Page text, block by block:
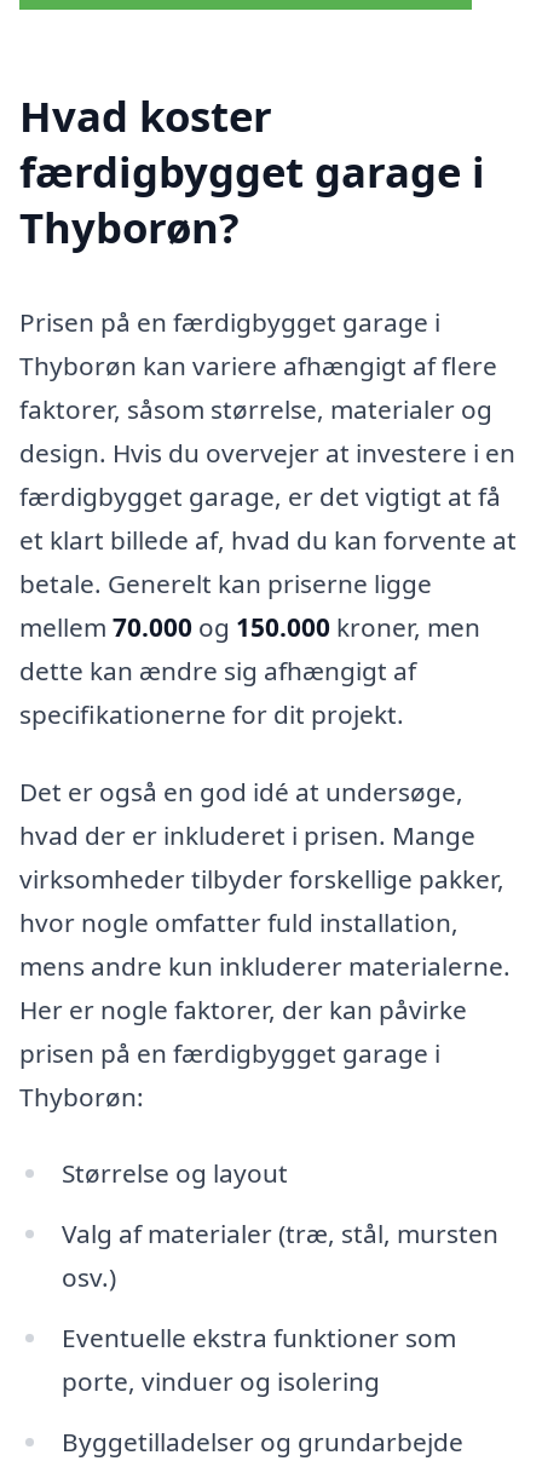
Hvad koster
færdigbygget garage i
Thyborøn?
Prisen på en færdigbygget garage i
Thyborøn kan variere afhængigt af flere
faktorer, såsom størrelse, materialer og
design. Hvis du overvejer at investere i en
færdigbygget garage, er det vigtigt at få
et klart billede af, hvad du kan forvente at
betale. Generelt kan priserne ligge
mellem 70.000 og 150.000 kroner, men
dette kan ændre sig afhængigt af
specifikationerne for dit projekt.
Det er også en god idé at undersøge,
hvad der er inkluderet i prisen. Mange
virksomheder tilbyder forskellige pakker,
hvor nogle omfatter fuld installation,
mens andre kun inkluderer materialerne.
Her er nogle faktorer, der kan påvirke
prisen på en færdigbygget garage i
Thyborøn:
Størrelse og layout
Valg af materialer (træ, stål, mursten
osv.)
Eventuelle ekstra funktioner som
porte, vinduer og isolering
Byggetilladelser og grundarbejde